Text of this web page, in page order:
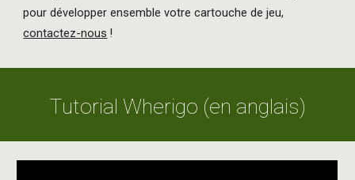
pour développer ensemble votre cartouche de jeu,
contactez-nous !
Tutorial Wherigo (en anglais)